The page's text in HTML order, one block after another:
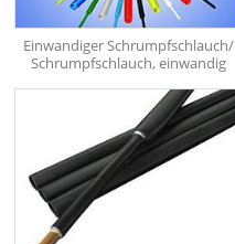
Einwandiger Schrumpfschlauch/
Schrumpfschlauch, einwandig